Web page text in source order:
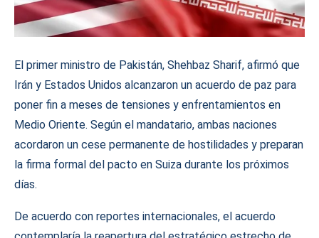
El primer ministro de Pakistán, Shehbaz Sharif, afirmó que
Irán y Estados Unidos alcanzaron un acuerdo de paz para
poner fin a meses de tensiones y enfrentamientos en
Medio Oriente. Según el mandatario, ambas naciones
acordaron un cese permanente de hostilidades y preparan
la firma formal del pacto en Suiza durante los próximos
días.
De acuerdo con reportes internacionales, el acuerdo